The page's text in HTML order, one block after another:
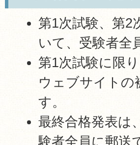
第1次試験、第2
いて、受験者全
第1次試験に限
ウェブサイトの
す。
最終合格発表は
験者全員に郵送